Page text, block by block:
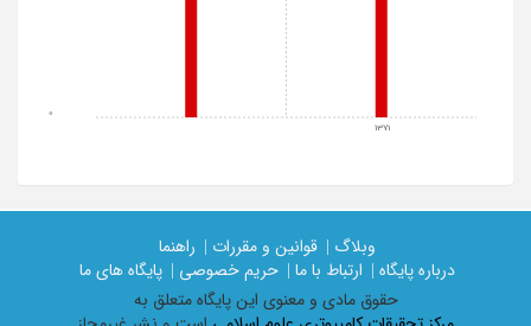
1371
0
وبلاگ | قوانین و مقررات |
راهنما
درباره پایگاه |
ارتباط با ما | حریم خصوصی |
پایگاه های ما
حقوق مادی و معنوی اين پايگاه متعلق به